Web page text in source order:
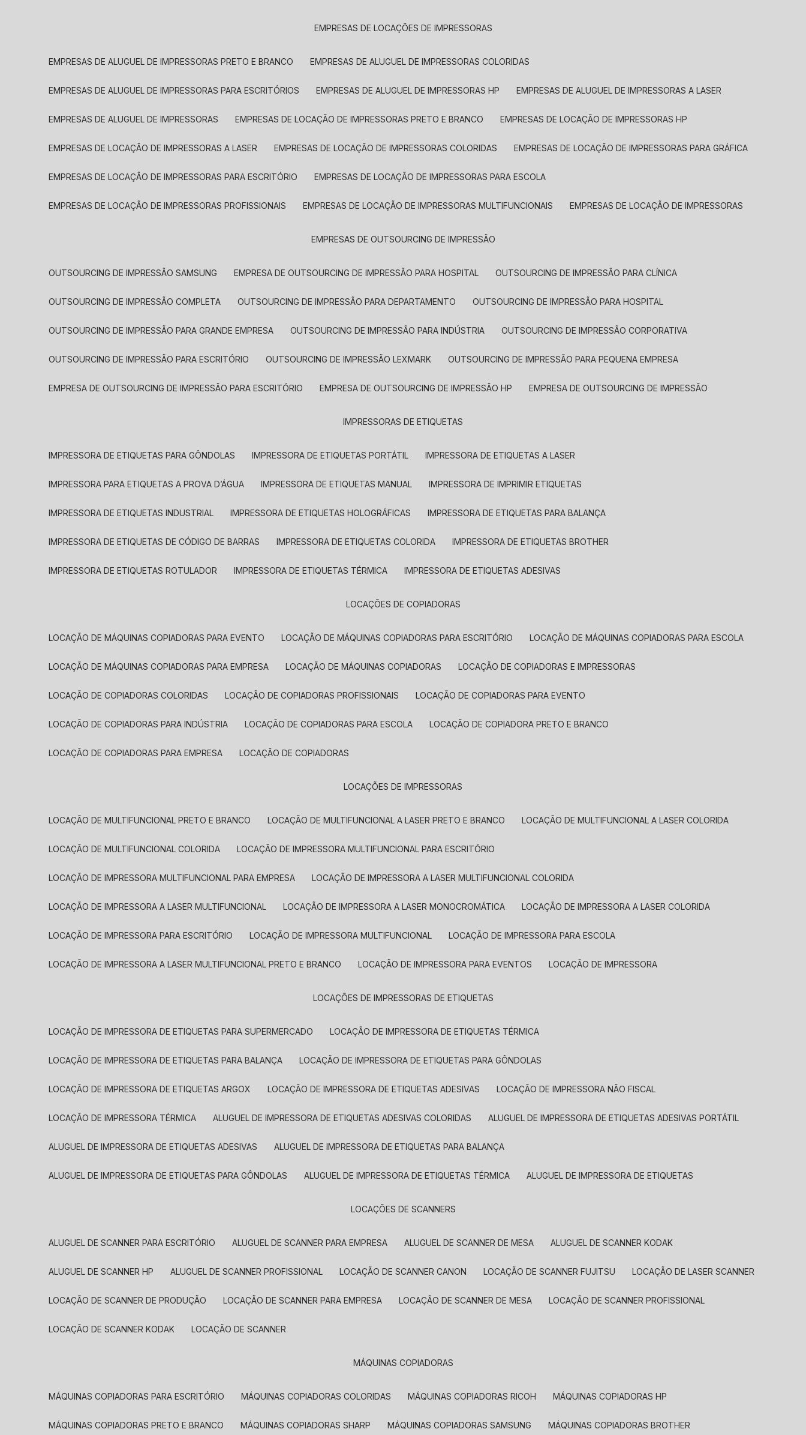
EMPRESAS DE LOCAÇÕES DE IMPRESSORAS
EMPRESAS DE ALUGUEL DE IMPRESSORAS PRETO E BRANCO EMPRESAS DE ALUGUEL DE IMPRESSORAS COLORIDAS
EMPRESAS DE ALUGUEL DE IMPRESSORAS PARA ESCRITÓRIOS EMPRESAS DE ALUGUEL DE IMPRESSORAS HP EMPRESAS DE ALUGUEL DE IMPRESSORAS A LASER
EMPRESAS DE ALUGUEL DE IMPRESSORAS EMPRESAS DE LOCAÇÃO DE IMPRESSORAS PRETO E BRANCO EMPRESAS DE LOCAÇÃO DE IMPRESSORAS HP
EMPRESAS DE LOCAÇÃO DE IMPRESSORAS A LASER EMPRESAS DE LOCAÇÃO DE IMPRESSORAS COLORIDAS EMPRESAS DE LOCAÇÃO DE IMPRESSORAS PARA GRÁFICA
EMPRESAS DE LOCAÇÃO DE IMPRESSORAS PARA ESCRITÓRIO EMPRESAS DE LOCAÇÃO DE IMPRESSORAS PARA ESCOLA
EMPRESAS DE LOCAÇÃO DE IMPRESSORAS PROFISSIONAIS EMPRESAS DE LOCAÇÃO DE IMPRESSORAS MULTIFUNCIONAIS EMPRESAS DE LOCAÇÃO DE IMPRESSORAS
EMPRESAS DE OUTSOURCING DE IMPRESSÃO
OUTSOURCING DE IMPRESSÃO SAMSUNG EMPRESA DE OUTSOURCING DE IMPRESSÃO PARA HOSPITAL OUTSOURCING DE IMPRESSÃO PARA CLÍNICA
OUTSOURCING DE IMPRESSÃO COMPLETA OUTSOURCING DE IMPRESSÃO PARA DEPARTAMENTO OUTSOURCING DE IMPRESSÃO PARA HOSPITAL
OUTSOURCING DE IMPRESSÃO PARA GRANDE EMPRESA OUTSOURCING DE IMPRESSÃO PARA INDÚSTRIA OUTSOURCING DE IMPRESSÃO CORPORATIVA
OUTSOURCING DE IMPRESSÃO PARA ESCRITÓRIO OUTSOURCING DE IMPRESSÃO LEXMARK OUTSOURCING DE IMPRESSÃO PARA PEQUENA EMPRESA
EMPRESA DE OUTSOURCING DE IMPRESSÃO PARA ESCRITÓRIO EMPRESA DE OUTSOURCING DE IMPRESSÃO HP EMPRESA DE OUTSOURCING DE IMPRESSÃO
IMPRESSORAS DE ETIQUETAS
IMPRESSORA DE ETIQUETAS PARA GÔNDOLAS IMPRESSORA DE ETIQUETAS PORTÁTIL IMPRESSORA DE ETIQUETAS A LASER
IMPRESSORA PARA ETIQUETAS A PROVA D’ÁGUA IMPRESSORA DE ETIQUETAS MANUAL IMPRESSORA DE IMPRIMIR ETIQUETAS
IMPRESSORA DE ETIQUETAS INDUSTRIAL IMPRESSORA DE ETIQUETAS HOLOGRÁFICAS IMPRESSORA DE ETIQUETAS PARA BALANÇA
IMPRESSORA DE ETIQUETAS DE CÓDIGO DE BARRAS IMPRESSORA DE ETIQUETAS COLORIDA IMPRESSORA DE ETIQUETAS BROTHER
IMPRESSORA DE ETIQUETAS ROTULADOR IMPRESSORA DE ETIQUETAS TÉRMICA IMPRESSORA DE ETIQUETAS ADESIVAS
LOCAÇÕES DE COPIADORAS
LOCAÇÃO DE MÁQUINAS COPIADORAS PARA EVENTO LOCAÇÃO DE MÁQUINAS COPIADORAS PARA ESCRITÓRIO LOCAÇÃO DE MÁQUINAS COPIADORAS PARA ESCOLA
LOCAÇÃO DE MÁQUINAS COPIADORAS PARA EMPRESA LOCAÇÃO DE MÁQUINAS COPIADORAS LOCAÇÃO DE COPIADORAS E IMPRESSORAS
LOCAÇÃO DE COPIADORAS COLORIDAS LOCAÇÃO DE COPIADORAS PROFISSIONAIS LOCAÇÃO DE COPIADORAS PARA EVENTO
LOCAÇÃO DE COPIADORAS PARA INDÚSTRIA LOCAÇÃO DE COPIADORAS PARA ESCOLA LOCAÇÃO DE COPIADORA PRETO E BRANCO
LOCAÇÃO DE COPIADORAS PARA EMPRESA LOCAÇÃO DE COPIADORAS
LOCAÇÕES DE IMPRESSORAS
LOCAÇÃO DE MULTIFUNCIONAL PRETO E BRANCO LOCAÇÃO DE MULTIFUNCIONAL A LASER PRETO E BRANCO LOCAÇÃO DE MULTIFUNCIONAL A LASER COLORIDA
LOCAÇÃO DE MULTIFUNCIONAL COLORIDA LOCAÇÃO DE IMPRESSORA MULTIFUNCIONAL PARA ESCRITÓRIO
LOCAÇÃO DE IMPRESSORA MULTIFUNCIONAL PARA EMPRESA LOCAÇÃO DE IMPRESSORA A LASER MULTIFUNCIONAL COLORIDA
LOCAÇÃO DE IMPRESSORA A LASER MULTIFUNCIONAL LOCAÇÃO DE IMPRESSORA A LASER MONOCROMÁTICA LOCAÇÃO DE IMPRESSORA A LASER COLORIDA
LOCAÇÃO DE IMPRESSORA PARA ESCRITÓRIO LOCAÇÃO DE IMPRESSORA MULTIFUNCIONAL LOCAÇÃO DE IMPRESSORA PARA ESCOLA
LOCAÇÃO DE IMPRESSORA A LASER MULTIFUNCIONAL PRETO E BRANCO LOCAÇÃO DE IMPRESSORA PARA EVENTOS LOCAÇÃO DE IMPRESSORA
LOCAÇÕES DE IMPRESSORAS DE ETIQUETAS
LOCAÇÃO DE IMPRESSORA DE ETIQUETAS PARA SUPERMERCADO LOCAÇÃO DE IMPRESSORA DE ETIQUETAS TÉRMICA
LOCAÇÃO DE IMPRESSORA DE ETIQUETAS PARA BALANÇA LOCAÇÃO DE IMPRESSORA DE ETIQUETAS PARA GÔNDOLAS
LOCAÇÃO DE IMPRESSORA DE ETIQUETAS ARGOX LOCAÇÃO DE IMPRESSORA DE ETIQUETAS ADESIVAS LOCAÇÃO DE IMPRESSORA NÃO FISCAL
LOCAÇÃO DE IMPRESSORA TÉRMICA ALUGUEL DE IMPRESSORA DE ETIQUETAS ADESIVAS COLORIDAS ALUGUEL DE IMPRESSORA DE ETIQUETAS ADESIVAS PORTÁTIL
ALUGUEL DE IMPRESSORA DE ETIQUETAS ADESIVAS ALUGUEL DE IMPRESSORA DE ETIQUETAS PARA BALANÇA
ALUGUEL DE IMPRESSORA DE ETIQUETAS PARA GÔNDOLAS ALUGUEL DE IMPRESSORA DE ETIQUETAS TÉRMICA ALUGUEL DE IMPRESSORA DE ETIQUETAS
LOCAÇÕES DE SCANNERS
ALUGUEL DE SCANNER PARA ESCRITÓRIO ALUGUEL DE SCANNER PARA EMPRESA ALUGUEL DE SCANNER DE MESA ALUGUEL DE SCANNER KODAK
ALUGUEL DE SCANNER HP ALUGUEL DE SCANNER PROFISSIONAL LOCAÇÃO DE SCANNER CANON LOCAÇÃO DE SCANNER FUJITSU LOCAÇÃO DE LASER SCANNER
LOCAÇÃO DE SCANNER DE PRODUÇÃO LOCAÇÃO DE SCANNER PARA EMPRESA LOCAÇÃO DE SCANNER DE MESA LOCAÇÃO DE SCANNER PROFISSIONAL
LOCAÇÃO DE SCANNER KODAK LOCAÇÃO DE SCANNER
MÁQUINAS COPIADORAS
MÁQUINAS COPIADORAS PARA ESCRITÓRIO MÁQUINAS COPIADORAS COLORIDAS MÁQUINAS COPIADORAS RICOH MÁQUINAS COPIADORAS HP
MÁQUINAS COPIADORAS PRETO E BRANCO MÁQUINAS COPIADORAS SHARP MÁQUINAS COPIADORAS SAMSUNG MÁQUINAS COPIADORAS BROTHER